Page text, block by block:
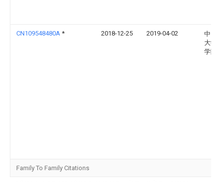
CN109548480A * 2018-12-25 2019-04-02
中国
大学
学院
Family To Family Citations